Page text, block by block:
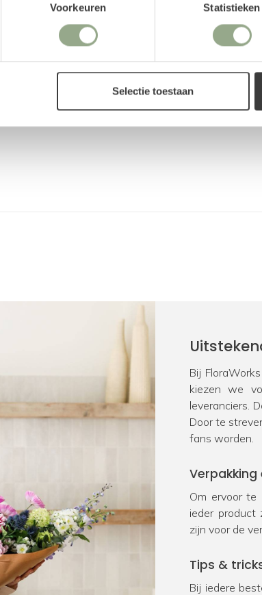
Voorkeuren Statistieken
Selectie toestaan
afgewerkt met een
mos of
Reviews
Bij
kiezen we
leveranciers.
Door te
fans worden.
Verpakking
Om ervoor te
ieder product
zijn voor de
Tips &
Bij iedere